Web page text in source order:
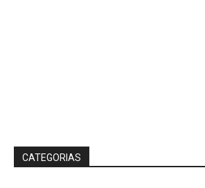
CATEGORIAS